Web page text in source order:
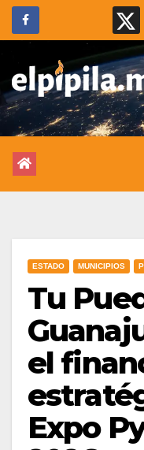
ESTADO MUNICIPIOS
Tu
el
Expo